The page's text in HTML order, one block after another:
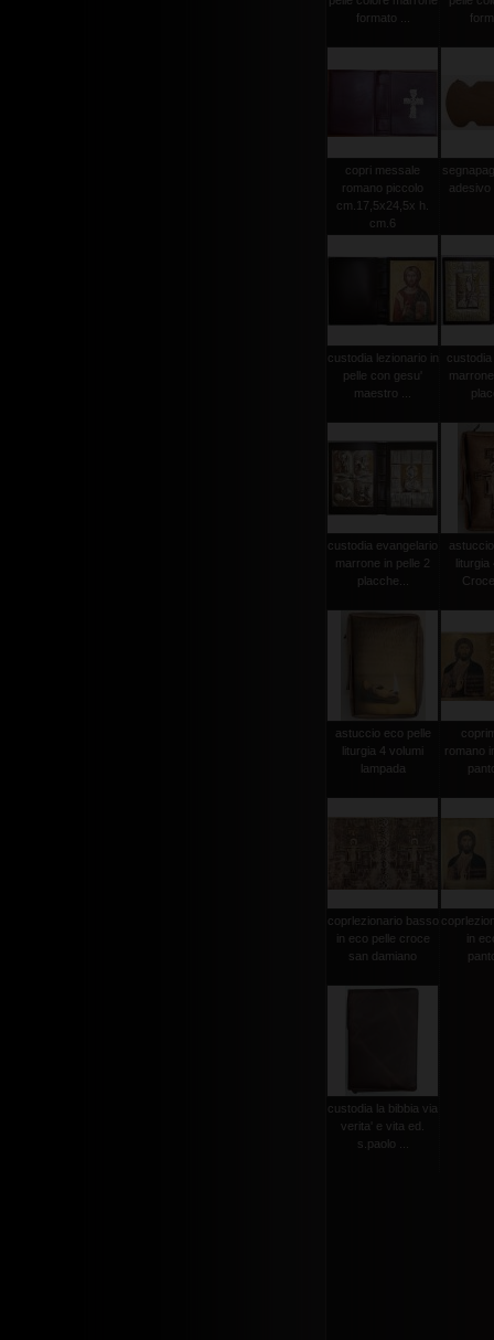
formato ...
copri messale
romano piccolo
cm.17,5x24,5x h.
cm.6
custodia lezionario in
pelle con gesu'
maestro ...
custodia evangelario
marrone in pelle 2
placche...
astuccio eco pelle
liturgia 4 volumi
lampada
romano
coprlezionario basso
in eco pelle croce
san damiano
in
custodia la bibbia via
verita' e vita ed.
s.paolo ...